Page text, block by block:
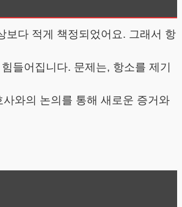
보다 적게 책정되었어요. 그래서 항
들어집니다. 문제는, 항소를 제기
와의 논의를 통해 새로운 증거와